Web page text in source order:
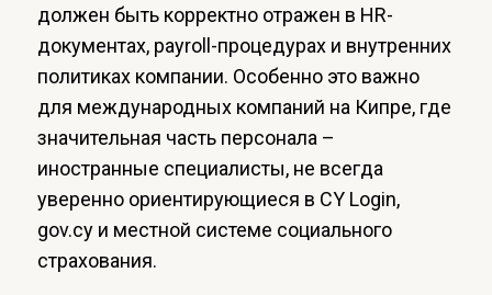
должен быть корректно отражен в HR-
документах, payroll-процедурах и внутренних
политиках компании. Особенно это важно
для международных компаний на Кипре, где
значительная часть персонала –
иностранные специалисты, не всегда
уверенно ориентирующиеся в CY Login,
gov.cy и местной системе социального
страхования.